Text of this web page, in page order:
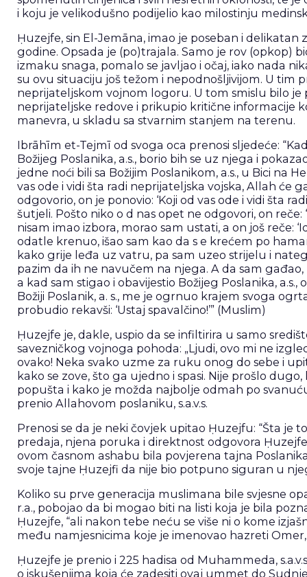
i koju je velikodušno podijelio kao milostinju
Ḥuzejfe, sin El-Jemāna, imao je poseban i
godine. Opsada je (po)trajala. Samo je rov (opkop)
izmaku snaga, pomalo se javljao i očaj, iako nada
su ovu situaciju još težom i nepodnošljivijom. U tim
neprijateljskom vojnom logoru. U tom smislu bilo
neprijateljske redove i prikupio kritične informacije
manevra, u skladu sa stvarnim stanjem na terenu.
Ibrāhīm et-Tejmī od svoga oca prenosi sljedeće:
Božijeg Poslanika, a.s., borio bih se uz njega i
jedne noći bili sa Božijim Poslanikom, a.s., u Bici na
vas ode i vidi šta radi neprijateljska vojska, Allah će
odgovorio, on je ponovio: ‘Koji od vas ode i vidi šta
šutjeli. Pošto niko o d nas opet ne odgovori, on reče:
nisam imao izbora, morao sam ustati, a on još reče:
odatle krenuo, išao sam kao da s e krećem po
kako grije leđa uz vatru, pa sam uzeo strijelu i
pazim da ih ne navučem na njega. A da sam
a kad sam stigao i obavijestio Božijeg Poslanika,
Božiji Poslanik, a. s., me je ogrnuo krajem svoga
probudio rekavši: ‘Ustaj spavalčino!’” (Muslim)
Ḥuzejfe je, dakle, uspio da se infiltirira u samo
savezničkog vojnoga pohoda: „Ljudi, ovo mi ne
ovako! Neka svako uzme za ruku onog do sebe i
kako se zove, što ga ujedno i spasi. Nije prošlo
popušta i kako je možda najbolje odmah po
prenio Allahovom poslaniku, s.a.v.s.
Prenosi se da je neki čovjek upitao Ḥuzejfu: “Šta je
predaja, njena poruka i direktnost odgovora
ovom časnom ashabu bila povjerena tajna
svoje tajne Ḥuzejfi da nije bio potpuno siguran u
Koliko su prve generacija muslimana bile svjesne
r.a., pobojao da bi mogao biti na listi koja je bila
Ḥuzejfe, “ali nakon tebe neću se više ni o kome
među namjesnicima koje je imenovao hazreti
Ḥuzejfe je prenio i 225 hadisa od Muhammeda,
o iskušenjima koja će zadesiti ovaj ummet do